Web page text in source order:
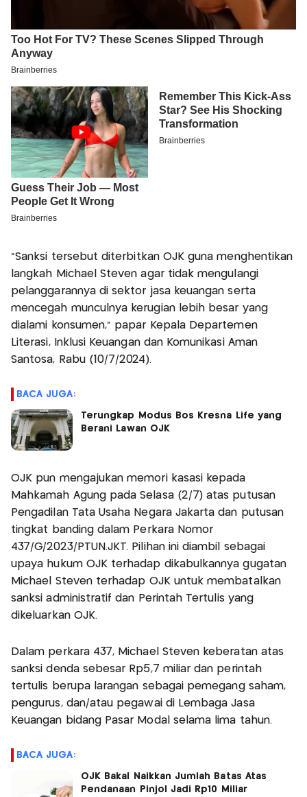
“Sanksi tersebut diterbitkan OJK guna menghentikan
langkah Michael Steven agar tidak mengulangi
pelanggarannya di sektor jasa keuangan serta
mencegah munculnya kerugian lebih besar yang
dialami konsumen,” papar Kepala Departemen
Literasi, Inklusi Keuangan dan Komunikasi Aman
Santosa, Rabu (10/7/2024).
BACA JUGA:
Terungkap Modus Bos Kresna Life yang
Berani Lawan OJK
OJK pun mengajukan memori kasasi kepada
Mahkamah Agung pada Selasa (2/7) atas putusan
Pengadilan Tata Usaha Negara Jakarta dan putusan
tingkat banding dalam Perkara Nomor
437/G/2023/PTUN.JKT. Pilihan ini diambil sebagai
upaya hukum OJK terhadap dikabulkannya gugatan
Michael Steven terhadap OJK untuk membatalkan
sanksi administratif dan Perintah Tertulis yang
dikeluarkan OJK.
Dalam perkara 437, Michael Steven keberatan atas
sanksi denda sebesar Rp5,7 miliar dan perintah
tertulis berupa larangan sebagai pemegang saham,
pengurus, dan/atau pegawai di Lembaga Jasa
Keuangan bidang Pasar Modal selama lima tahun.
BACA JUGA:
OJK Bakal Naikkan Jumlah Batas Atas
Pendanaan Pinjol Jadi Rp10 Miliar